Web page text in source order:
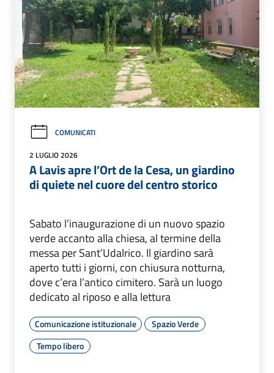
COMUNICATI
2 LUGLIO 2026
A Lavis apre l’Ort de la Cesa, un giardino
di quiete nel cuore del centro storico
Sabato l’inaugurazione di un nuovo spazio
verde accanto alla chiesa, al termine della
messa per Sant’Udalrico. Il giardino sarà
aperto tutti i giorni, con chiusura notturna,
dove c’era l’antico cimitero. Sarà un luogo
dedicato al riposo e alla lettura
Comunicazione istituzionale
Spazio Verde
Tempo libero